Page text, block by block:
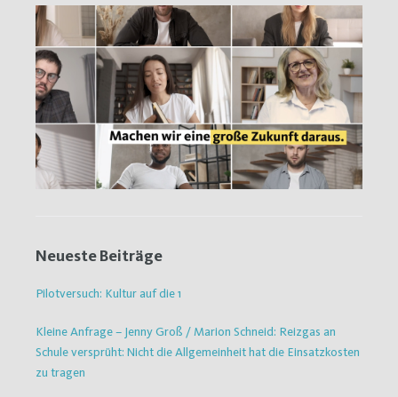
Neueste Beiträge
Pilotversuch: Kultur auf die 1
Kleine Anfrage – Jenny Groß / Marion Schneid: Reizgas an
Schule versprüht: Nicht die Allgemeinheit hat die Einsatzkosten
zu tragen